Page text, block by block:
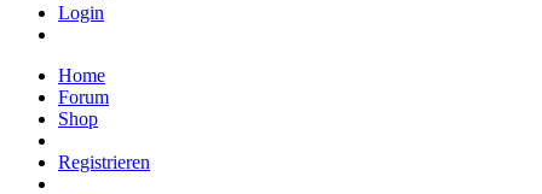
Login
Home
Forum
Shop
Registrieren